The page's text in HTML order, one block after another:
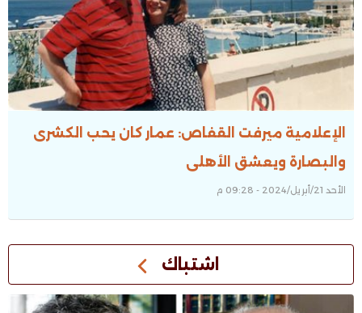
الإعلامية ميرفت القفاص: عمار كان يحب الكشرى
والبصارة ويعشق الأهلى
الأحد 21/أبريل/2024 - 09:28 م
اشتباك